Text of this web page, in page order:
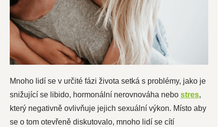
Mnoho lidí se v určité fázi života setká s problémy, jako je
snižující se libido, hormonální nerovnováha nebo stres,
který negativně ovlivňuje jejich sexuální výkon. Místo aby
se o tom otevřeně diskutovalo, mnoho lidí se cítí